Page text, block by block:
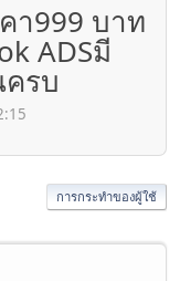
า999 บาท
ADSมี
รบ
การกระทำของผู้ใช้